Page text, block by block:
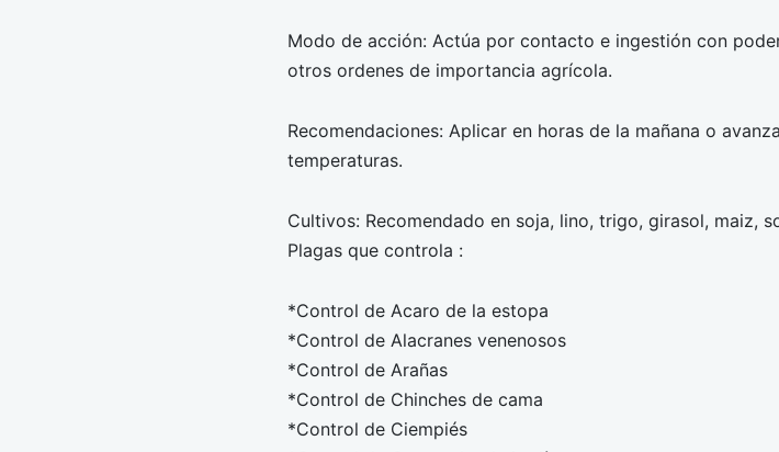
Modo de acción: Actúa por contacto e ingestión con
otros ordenes de importancia agrícola.
Recomendaciones: Aplicar en horas de la mañana o
temperaturas.
Cultivos: Recomendado en soja, lino, trigo, girasol, maiz,
Plagas que controla :
*Control de Acaro de la estopa
*Control de Alacranes venenosos
*Control de Arañas
*Control de Chinches de cama
*Control de Ciempiés